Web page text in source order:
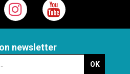
newsletter